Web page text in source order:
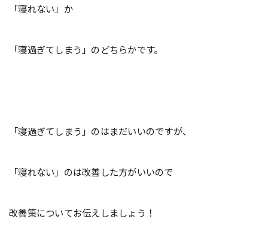
「寝れない」か
「寝過ぎてしまう」のどちらかです。
「寝過ぎてしまう」のはまだいいのですが、
「寝れない」のは改善した方がいいので
改善策についてお伝えしましょう！